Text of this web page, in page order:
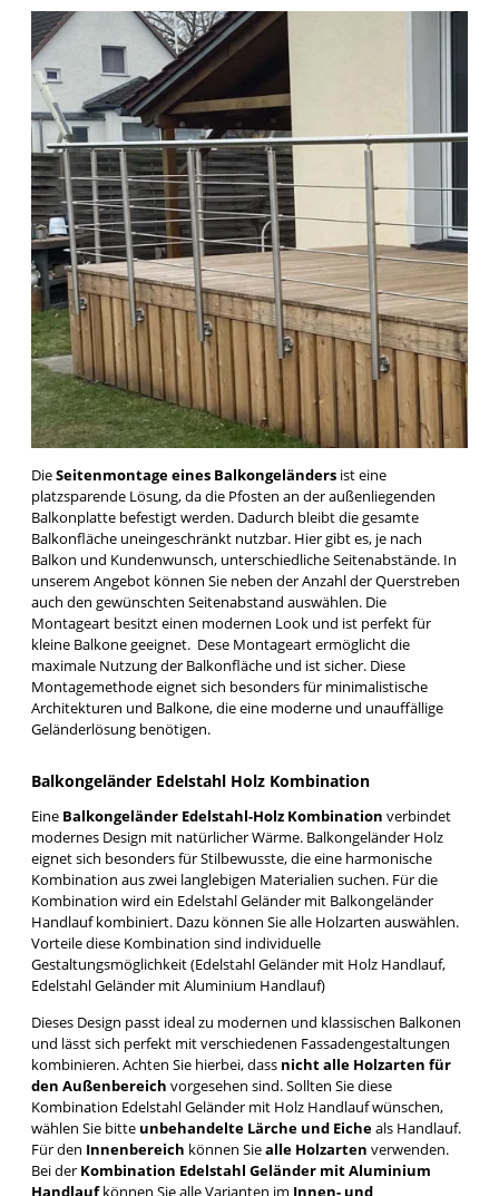
DieSeitenmontage eines Balkongeländers ist eine
platzsparende Lösung, da die Pfosten an der außenliegenden
Balkonplatte befestigt werden. Dadurch bleibt die gesamte
Balkonfläche uneingeschränkt nutzbar. Hier gibt es, je nach
Balkon und Kundenwunsch, unterschiedliche Seitenabstände. In
unserem Angebot können Sie neben der Anzahl der Querstreben
auch den gewünschten Seitenabstand auswählen. Die
Montageart besitzt einen modernen Look und ist perfekt für
kleine Balkone geeignet. Dese Montageart ermöglicht die
maximale Nutzung der Balkonfläche und ist sicher. Diese
Montagemethode eignet sich besonders für minimalistische
Architekturen und Balkone, die eine moderne und unauffällige
Geländerlösung benötigen.
Balkongeländer Edelstahl Holz Kombination
Eine Balkongeländer Edelstahl-Holz Kombination verbindet
modernes Design mit natürlicher Wärme. Balkongeländer Holz
eignet sich besonders für Stilbewusste, die eine harmonische
Kombination aus zwei langlebigen Materialien suchen. Für die
Kombination wird ein Edelstahl Geländer mit Balkongeländer
Handlauf kombiniert. Dazu können Sie alle Holzarten auswählen.
Vorteile diese Kombination sind individuelle
Gestaltungsmöglichkeit (Edelstahl Geländer mit Holz Handlauf,
Edelstahl Geländer mit Aluminium Handlauf)
Dieses Design passt ideal zu modernen und klassischen Balkonen
und lässt sich perfekt mit verschiedenen Fassadengestaltungen
kombinieren. Achten Sie hierbei, dass nicht alle Holzarten für
den Außenbereich vorgesehen sind. Sollten Sie diese
Kombination Edelstahl Geländer mit Holz Handlauf wünschen,
wählen Sie bitte unbehandelte Lärche und Eicheals Handlauf.
Für den Innenbereich können Siealle Holzarten verwenden.
Bei der Kombination Edelstahl Geländer mit Aluminium
Handlaufkönnen Sie alle Varianten im Innen- und